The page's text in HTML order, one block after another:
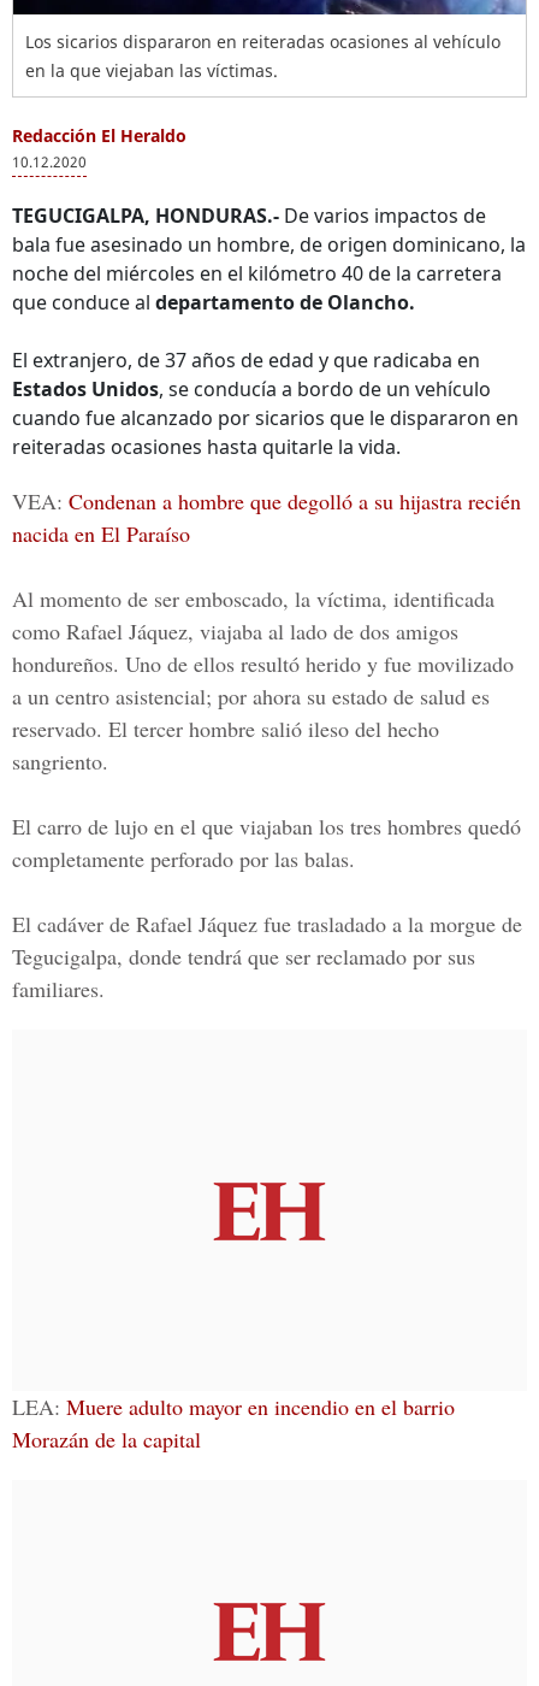
Los sicarios dispararon en reiteradas ocasiones al vehículo
en la que viejaban las víctimas.
Redacción El Heraldo
10.12.2020
TEGUCIGALPA, HONDURAS.- De varios impactos de
bala fue asesinado un hombre, de origen dominicano, la
noche del miércoles en el kilómetro 40 de la carretera
que conduce al departamento de Olancho.
El extranjero, de 37 años de edad y que radicaba en
Estados Unidos, se conducía a bordo de un vehículo
cuando fue alcanzado por sicarios que le dispararon en
reiteradas ocasiones hasta quitarle la vida.
VEA: Condenan a hombre que degolló a su hijastra recién
nacida en El Paraíso
Al momento de ser emboscado, la víctima, identificada
como Rafael Jáquez, viajaba al lado de dos amigos
hondureños. Uno de ellos resultó herido y fue movilizado
a un centro asistencial; por ahora su estado de salud es
reservado. El tercer hombre salió ileso del hecho
sangriento.
El carro de lujo en el que viajaban los tres hombres quedó
completamente perforado por las balas.
El cadáver de Rafael Jáquez fue trasladado a la morgue de
Tegucigalpa, donde tendrá que ser reclamado por sus
familiares.
LEA: Muere adulto mayor en incendio en el barrio
Morazán de la capital